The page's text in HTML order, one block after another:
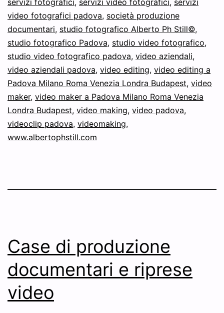
servizi fotografici, servizi video fotografici, servizi
video fotografici padova, società produzione
documentari, studio fotografico Alberto Ph Still©,
studio fotografico Padova, studio video fotografico,
studio video fotografico padova, video aziendali,
video aziendali padova, video editing, video editing a
Padova Milano Roma Venezia Londra Budapest, video
maker, video maker a Padova Milano Roma Venezia
Londra Budapest, video making, video padova,
videoclip padova, videomaking,
www.albertophstill.com
Case di produzione
documentari e riprese
video